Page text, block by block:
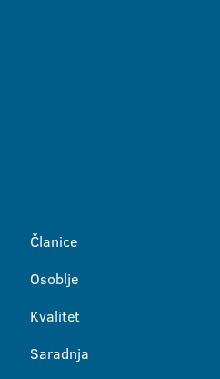
Članice
Osoblje
Kvalitet
Saradnja